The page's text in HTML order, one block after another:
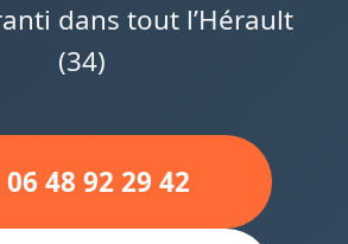
dans tout l’Hérault
(34)
06 48 92 29 42